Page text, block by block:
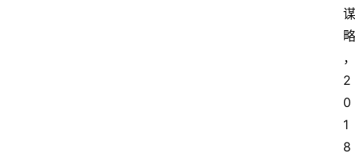
谋
略
，
2
0
1
8